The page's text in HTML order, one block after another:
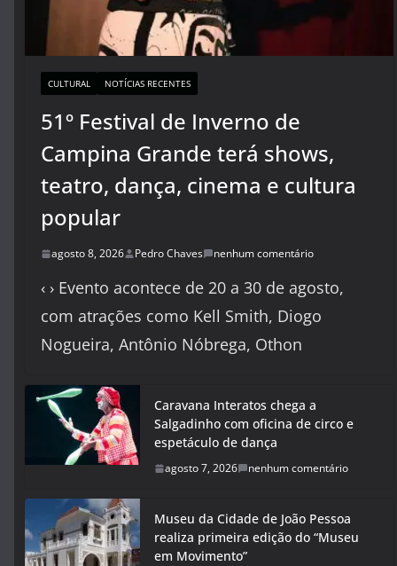
CULTURAL NOTÍCIAS RECENTES
51º Festival de Inverno de
Campina Grande terá shows,
teatro, dança, cinema e cultura
popular
agosto 8, 2026 Pedro Chaves nenhum comentário
‹ › Evento acontece de 20 a 30 de agosto,
com atrações como Kell Smith, Diogo
Nogueira, Antônio Nóbrega, Othon
Caravana Interatos chega a
Salgadinho com oficina de circo e
espetáculo de dança
agosto 7, 2026 nenhum comentário
Museu da Cidade de João Pessoa
realiza primeira edição do “Museu
em Movimento”